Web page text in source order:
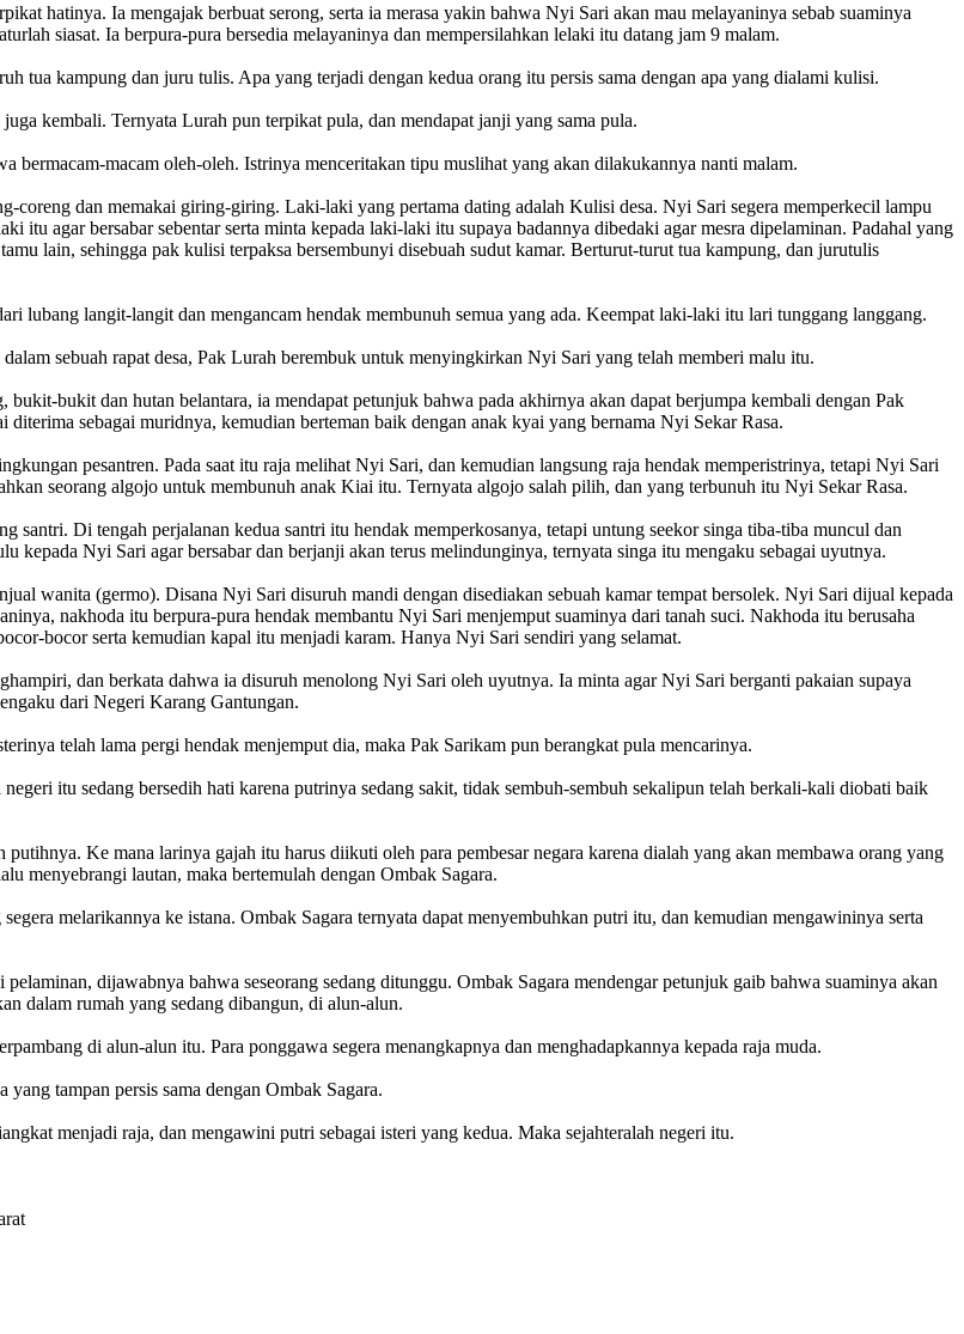
hatinya. Ia mengajak berbuat serong, serta ia merasa yakin bahwa Nyi Sari akan mau melayaninya sebab suaminya
siasat. Ia berpura-pura bersedia melayaninya dan mempersilahkan lelaki itu datang jam 9 malam.
tua kampung dan juru tulis. Apa yang terjadi dengan kedua orang itu persis sama dengan apa yang dialami kulisi.
kembali. Ternyata Lurah pun terpikat pula, dan mendapat janji yang sama pula.
bermacam-macam oleh-oleh. Istrinya menceritakan tipu muslihat yang akan dilakukannya nanti malam.
coreng dan memakai giring-giring. Laki-laki yang pertama dating adalah Kulisi desa. Nyi Sari segera memperkecil lampu
itu agar bersabar sebentar serta minta kepada laki-laki itu supaya badannya dibedaki agar mesra dipelaminan. Padahal yang
lain, sehingga pak kulisi terpaksa bersembunyi disebuah sudut kamar. Berturut-turut tua kampung, dan jurutulis
lubang langit-langit dan mengancam hendak membunuh semua yang ada. Keempat laki-laki itu lari tunggang langgang.
sebuah rapat desa, Pak Lurah berembuk untuk menyingkirkan Nyi Sari yang telah memberi malu itu.
bukit dan hutan belantara, ia mendapat petunjuk bahwa pada akhirnya akan dapat berjumpa kembali dengan Pak
sebagai muridnya, kemudian berteman baik dengan anak kyai yang bernama Nyi Sekar Rasa.
pesantren. Pada saat itu raja melihat Nyi Sari, dan kemudian langsung raja hendak memperistrinya, tetapi Nyi Sari
seorang algojo untuk membunuh anak Kiai itu. Ternyata algojo salah pilih, dan yang terbunuh itu Nyi Sekar Rasa.
santri. Di tengah perjalanan kedua santri itu hendak memperkosanya, tetapi untung seekor singa tiba-tiba muncul dan
kepada Nyi Sari agar bersabar dan berjanji akan terus melindunginya, ternyata singa itu mengaku sebagai uyutnya.
wanita (germo). Disana Nyi Sari disuruh mandi dengan disediakan sebuah kamar tempat bersolek. Nyi Sari dijual kepada
nakhoda itu berpura-pura hendak membantu Nyi Sari menjemput suaminya dari tanah suci. Nakhoda itu berusaha
bocor serta kemudian kapal itu menjadi karam. Hanya Nyi Sari sendiri yang selamat.
dan berkata dahwa ia disuruh menolong Nyi Sari oleh uyutnya. Ia minta agar Nyi Sari berganti pakaian supaya
dari Negeri Karang Gantungan.
telah lama pergi hendak menjemput dia, maka Pak Sarikam pun berangkat pula mencarinya.
itu sedang bersedih hati karena putrinya sedang sakit, tidak sembuh-sembuh sekalipun telah berkali-kali diobati baik
Ke mana larinya gajah itu harus diikuti oleh para pembesar negara karena dialah yang akan membawa orang yang
menyebrangi lautan, maka bertemulah dengan Ombak Sagara.
melarikannya ke istana. Ombak Sagara ternyata dapat menyembuhkan putri itu, dan kemudian mengawininya serta
dijawabnya bahwa seseorang sedang ditunggu. Ombak Sagara mendengar petunjuk gaib bahwa suaminya akan
dalam rumah yang sedang dibangun, di alun-alun.
di alun-alun itu. Para ponggawa segera menangkapnya dan menghadapkannya kepada raja muda.
tampan persis sama dengan Ombak Sagara.
menjadi raja, dan mengawini putri sebagai isteri yang kedua. Maka sejahteralah negeri itu.